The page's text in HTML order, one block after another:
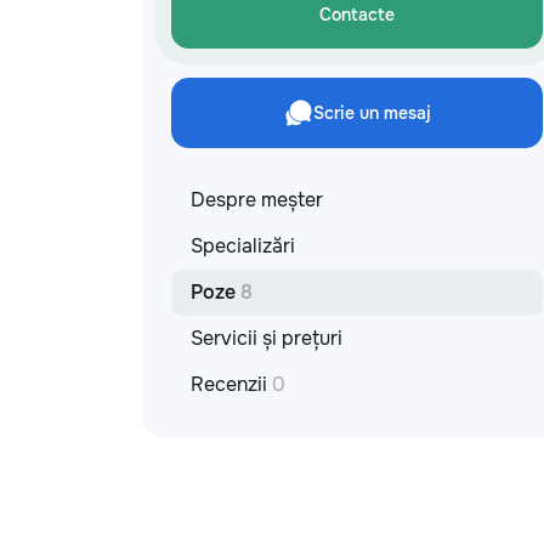
Contacte
Scrie un mesaj
Despre meșter
Specializări
Poze 8
Servicii și prețuri
Recenzii 0